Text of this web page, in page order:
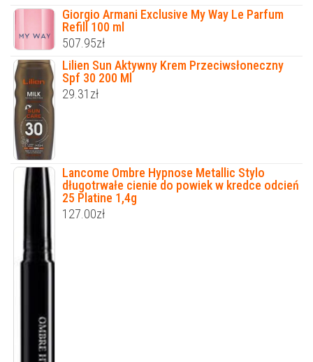
Giorgio Armani Exclusive My Way Le Parfum
Refill 100 ml
507.95zł
Lilien Sun Aktywny Krem Przeciwsłoneczny
Spf 30 200 Ml
29.31 zł
Lancome Ombre Hypnose Metallic Stylo
długotrwałe cienie do powiek w kredce odcień
25 Platine 1,4g
127.00zł